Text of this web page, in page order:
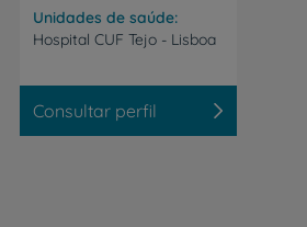
Unidades de saúde
Hospital CUF Tejo - Lisboa
Consultar perfil